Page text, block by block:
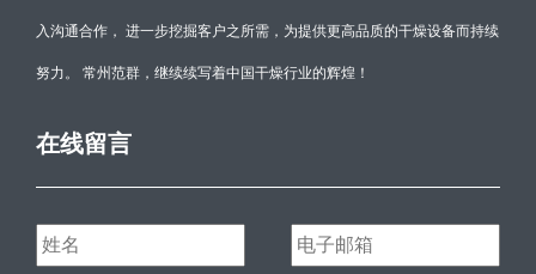
入沟通合作， 进一步挖掘客户之所需，为提供更高品质的干燥设备而持续
努力。 常州范群，继续续写着中国干燥行业的辉煌！
在线留言